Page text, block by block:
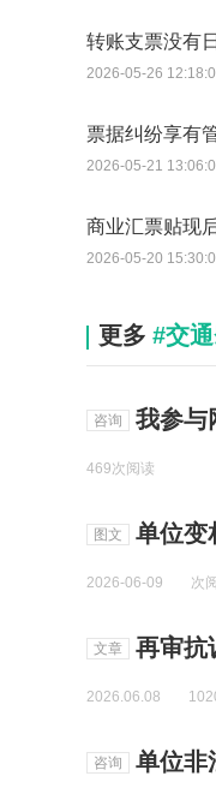
转账支票没有
2026-05-26
票据纠纷享有
2026-05-21
商业汇票贴现
2026-05-20
更多 #交
咨询 我参与
469次阅读
图文 单位变
2026-06-09 次
文章 再审抗
2026.06.08
咨询 单位非